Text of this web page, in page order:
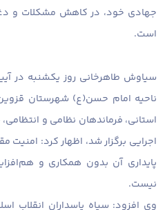
جهادی خود، در کاهش مشکلات و
است.
سیاوش طاهرخانی روز یکشنبه در
ناحیه امام حسن(ع) شهرستان
استانی، فرماندهان نظامی و
اجرایی برگزار شد، اظهار کرد:
پایداری آن بدون همکاری و
نیست.
وی افزود: سپاه پاسداران انقلاب